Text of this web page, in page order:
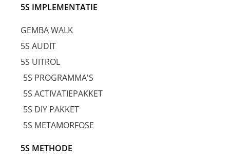
5S IMPLEMENTATIE
GEMBA WALK
5S AUDIT
5S UITROL
5S PROGRAMMA'S
5S ACTIVATIEPAKKET
5S DIY PAKKET
5S METAMORFOSE
5S METHODE